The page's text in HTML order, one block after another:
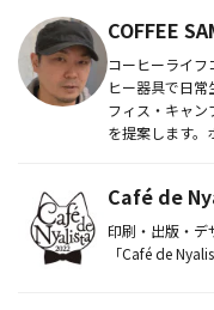
COFFEE
コーヒーライフ
ヒー器具で日
フィス・キャ
を提案します。
Café de
印刷・出版・デ
「Café de